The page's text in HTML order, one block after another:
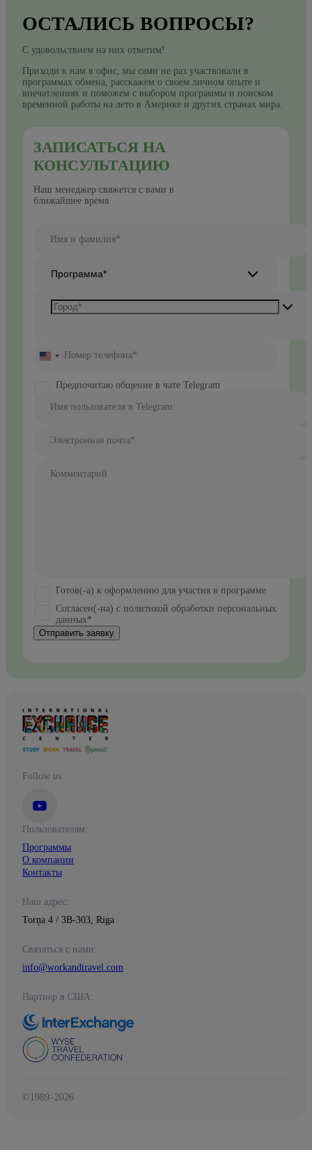
ОСТАЛИСЬ ВОПРОСЫ?
С удовольствием на них ответим!
Приходи к нам в офис, мы сами не раз участвовали в
программах обмена, расскажем о своем личном опыте и
впечатлениях и поможем с выбором программы и поиском
временной работы на лето в Америке и других странах мира.
ЗАПИСАТЬСЯ НА
КОНСУЛЬТАЦИЮ
Наш менеджер свяжется с вами в
ближайшее время
Имя и фамилия*
Программа*
United
+1
Номер телефона*
Предпочитаю общение в чате Telegram
Имя пользователя в Telegram:
Электронная почта*
Комментарий
Готов(-а) к оформлению для участия в программе
Согласен(-на) с политикой обработки персональных
данных*
Отправить заявку
Follow us:
Пользователям:
Программы
О компании
Контакты
Наш адрес:
Torņa 4 / 3B-303, Riga
Связаться с нами:
info@workandtravel.com
Партнер в США:
©1989–2026